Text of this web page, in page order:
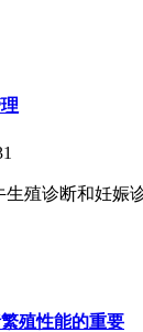
殖诊断和妊娠
殖性能的重要